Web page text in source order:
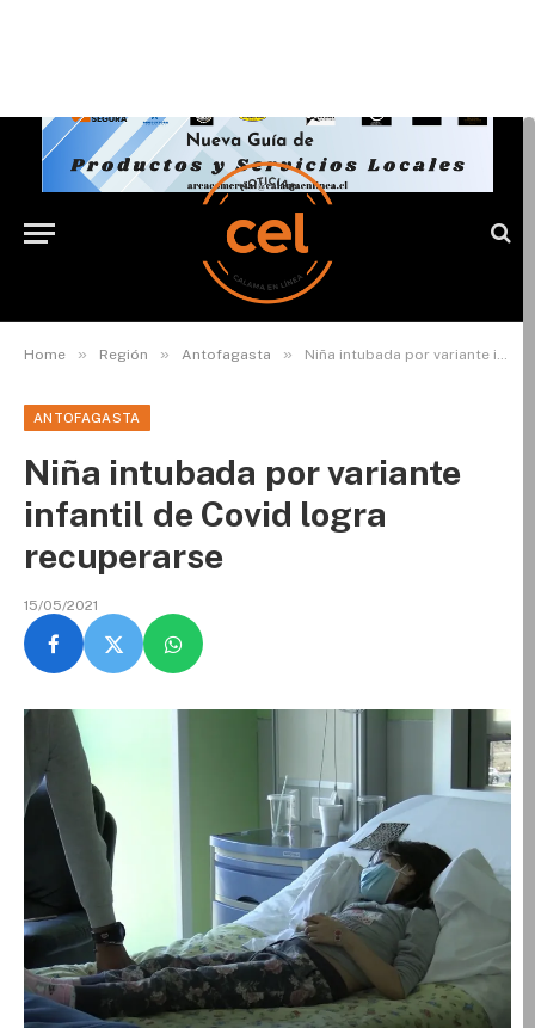
Home » Región » Antofagasta » Niña intubada por variante infantil de Covid logra recuperarse
ANTOFAGASTA
Niña intubada por variante
infantil de Covid logra
recuperarse
15/05/2021